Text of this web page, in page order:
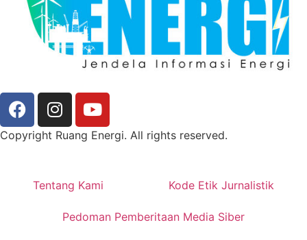
Copyright Ruang Energi. All rights reserved.
Tentang Kami Kode Etik Jurnalistik
Pedoman Pemberitaan Media Siber